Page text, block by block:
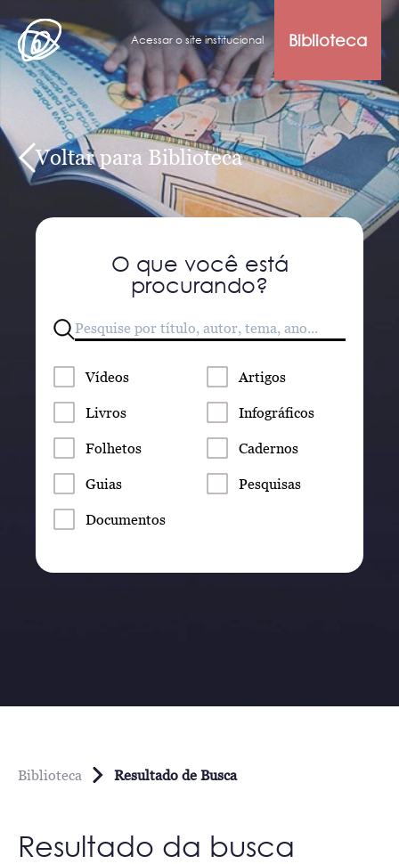
Acessar o site institucional Biblioteca
Voltar para Biblioteca
O que você está
procurando?
Vídeos Artigos
Livros Infográficos
Folhetos Cadernos
Guias Pesquisas
Documentos
Biblioteca Resultado de Busca
Resultado da busca